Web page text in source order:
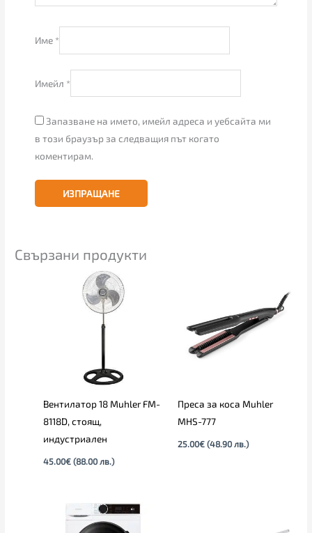
Име *
Имейл *
Запазване на името, имейл адреса и уебсайта ми
в този браузър за следващия път когато
коментирам.
Свързани продукти
Вентилатор 18 Muhler FM-
8118D, стоящ,
индустриален
45.00€ (88.00 лв.)
Преса за коса Muhler
MHS-777
25.00€ (48.90 лв.)